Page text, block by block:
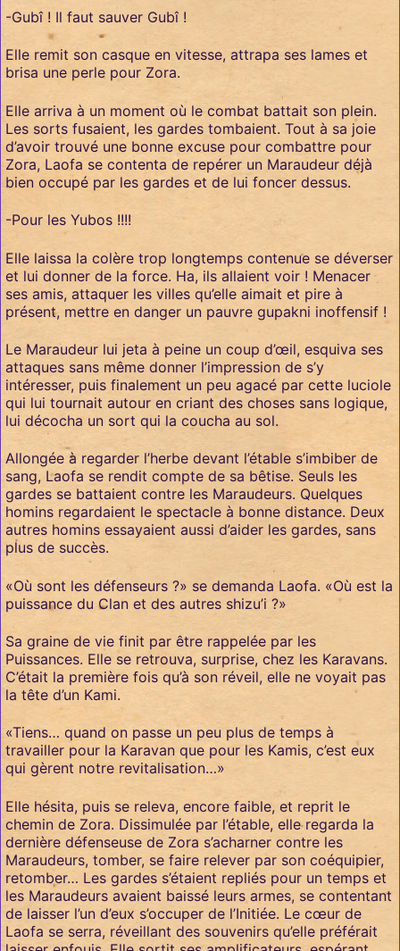
-Gubî ! Il faut sauver Gubî !
Elle remit son casque en vitesse, attrapa ses lames et
brisa une perle pour Zora.
Elle arriva à un moment où le combat battait son plein.
Les sorts fusaient, les gardes tombaient. Tout à sa joie
d’avoir trouvé une bonne excuse pour combattre pour
Zora, Laofa se contenta de repérer un Maraudeur déjà
bien occupé par les gardes et de lui foncer dessus.
-Pour les Yubos !!!!
Elle laissa la colère trop longtemps contenue se déverser
et lui donner de la force. Ha, ils allaient voir ! Menacer
ses amis, attaquer les villes qu’elle aimait et pire à
présent, mettre en danger un pauvre gupakni inoffensif !
Le Maraudeur lui jeta à peine un coup d’œil, esquiva ses
attaques sans même donner l’impression de s’y
intéresser, puis finalement un peu agacé par cette luciole
qui lui tournait autour en criant des choses sans logique,
lui décocha un sort qui la coucha au sol.
Allongée à regarder l’herbe devant l’étable s’imbiber de
sang, Laofa se rendit compte de sa bêtise. Seuls les
gardes se battaient contre les Maraudeurs. Quelques
homins regardaient le spectacle à bonne distance. Deux
autres homins essayaient aussi d’aider les gardes, sans
plus de succès.
«Où sont les défenseurs ?» se demanda Laofa. «Où est la
puissance du Clan et des autres shizu’i ?»
Sa graine de vie finit par être rappelée par les
Puissances. Elle se retrouva, surprise, chez les Karavans.
C’était la première fois qu’à son réveil, elle ne voyait pas
la tête d’un Kami.
«Tiens… quand on passe un peu plus de temps à
travailler pour la Karavan que pour les Kamis, c’est eux
qui gèrent notre revitalisation…»
Elle hésita, puis se releva, encore faible, et reprit le
chemin de Zora. Dissimulée par l’étable, elle regarda la
dernière défenseuse de Zora s’acharner contre les
Maraudeurs, tomber, se faire relever par son coéquipier,
retomber… Les gardes s’étaient repliés pour un temps et
les Maraudeurs avaient baissé leurs armes, se contentant
de laisser l’un d’eux s’occuper de l’Initiée. Le cœur de
Laofa se serra, réveillant des souvenirs qu’elle préférait